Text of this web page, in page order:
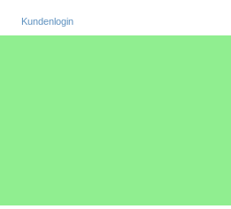
Kundenlogin